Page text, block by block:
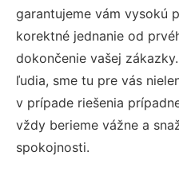
garantujeme vám vysokú
korektné jednanie od
dokončenie vašej
ľudia, sme tu pre vás
v prípade riešenia
vždy berieme vážne a
spokojnosti.